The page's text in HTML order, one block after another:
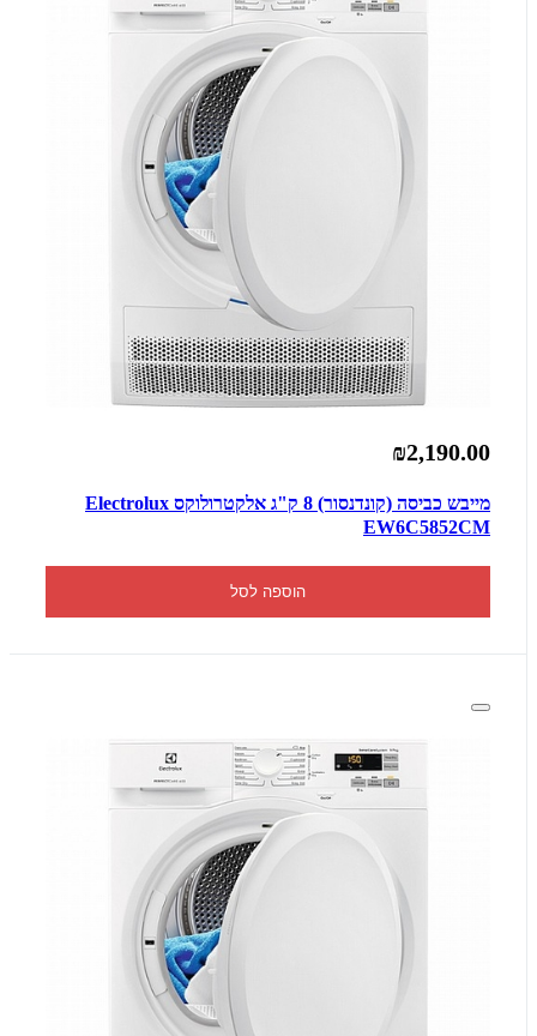
₪2,190.00
מייבש כביסה (קונדנסור) 8 ק"ג אלקטרולוקס Electrolux
EW6C5852CM
הוספה לסל